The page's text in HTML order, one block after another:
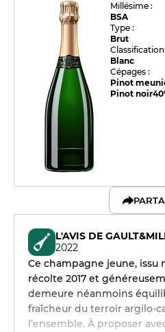
Millésime :
BSA
Type :
Brut
Classification
Blanc
Cépages :
Pinot
Pinot noir
L'AVIS DE
2022
Ce champagne jeune,
récolte 2017 et
demeure néanmoins
fraîcheur du terroir argilo-
l’ensemble. À proposer